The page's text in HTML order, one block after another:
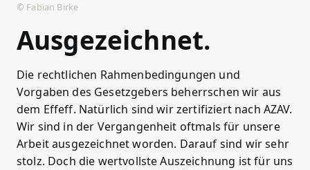
© Fabian Birke
Ausgezeichnet.
Die rechtlichen Rahmenbedingungen und
Vorgaben des Gesetzgebers beherrschen wir aus
dem Effeff. Natürlich sind wir zertifiziert nach AZAV.
Wir sind in der Vergangenheit oftmals für unsere
Arbeit ausgezeichnet worden. Darauf sind wir sehr
stolz. Doch die wertvollste Auszeichnung ist für uns